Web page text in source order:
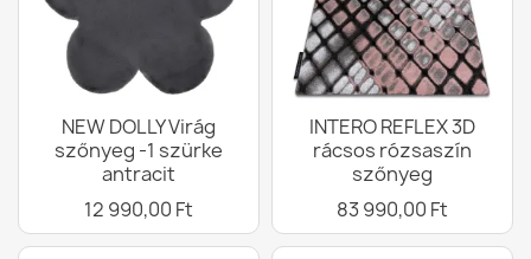
NEW DOLLY Virág
szőnyeg -1 szürke
antracit
12 990,00 Ft
INTERO REFLEX 3D
rácsos rózsaszín
szőnyeg
83 990,00 Ft